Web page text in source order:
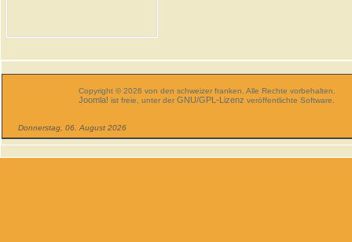
Copyright © 2026 von den schweizer franken. Alle Rechte vorbehalten.
Joomla! ist freie, unter derGNU/GPL-Lizenz veröffentlichte Software.
Donnerstag, 06. August 2026